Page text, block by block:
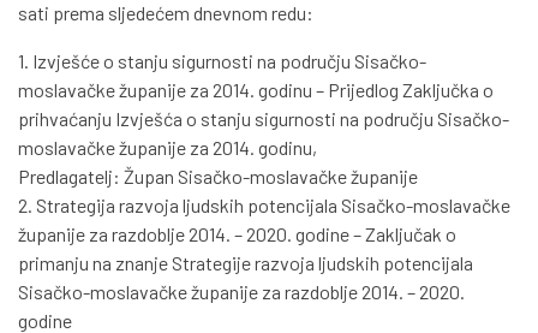
sati prema sljedećem dnevnom redu:
1. Izvješće o stanju sigurnosti na području Sisačko-
moslavačke županije za 2014. godinu – Prijedlog Zaključka o
prihvaćanju Izvješća o stanju sigurnosti na području Sisačko-
moslavačke županije za 2014. godinu,
Predlagatelj: Župan Sisačko-moslavačke županije
2. Strategija razvoja ljudskih potencijala Sisačko-moslavačke
županije za razdoblje 2014. – 2020. godine – Zaključak o
primanju na znanje Strategije razvoja ljudskih potencijala
Sisačko-moslavačke županije za razdoblje 2014. – 2020.
godine